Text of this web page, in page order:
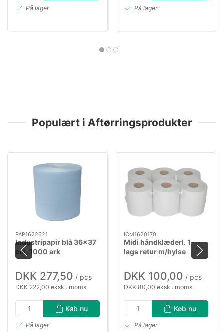
På lager På lager
Populært i Aftørringsprodukter
PAP1622621
Industripapir blå 36×37
cm, 1000 ark
DKK 277,50 / pcs
DKK 222,00 ekskl. moms
Køb nu
På lager
ICM1620170
Midi håndklæderl. 1-
lags retur m/hylse
DKK 100,00 / pcs
DKK 80,00 ekskl. moms
Køb nu
På lager